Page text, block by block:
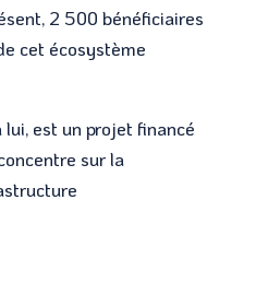
2 500 bénéficiaires
cet écosystème
lui, est un projet financé
sur la